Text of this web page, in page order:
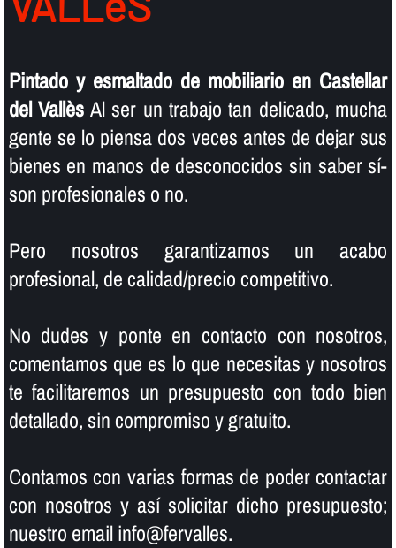
Pintado y esmaltado de mobiliario en Castellar
del Vallès Al ser un trabajo tan delicado, mucha
gente se lo piensa dos veces antes de dejar sus
bienes en manos de desconocidos sin saber sí­
son profesionales o no.
Pero nosotros garantizamos un acabo
profesional, de calidad/precio competitivo.
No dudes y ponte en contacto con nosotros,
comentamos que es lo que necesitas y nosotros
te facilitaremos un presupuesto con todo bien
detallado, sin compromiso y gratuito.
Contamos con varias formas de poder contactar
con nosotros y así­ solicitar dicho presupuesto;
nuestro email info@fervalles.